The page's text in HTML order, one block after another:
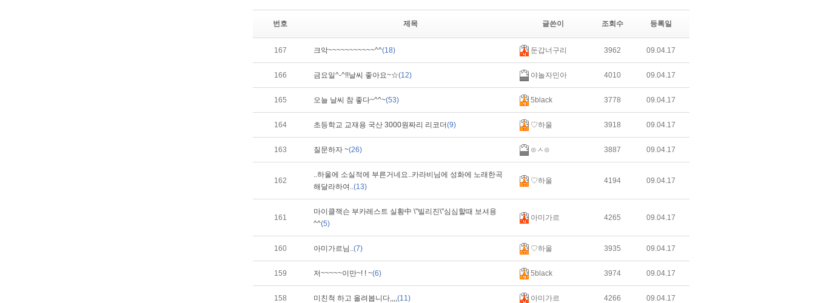
번호 제목 글쓴이 조회수 등록일
167 크악~~~~~~~~~~~^^(18) 둔갑너구리 3962 09.04.17
166 금요일^-^!!날씨 좋아요~☆(12) 야놀자민아 4010 09.04.17
165 오늘 날씨 참 좋다~^^~(53) 5black 3778 09.04.17
164 초등학교 교재용 국산 3000원짜리 리코더(9) ♡하울 3918 09.04.17
163 질문하자 ~(26) ⊙ㅅ⊙ 3887 09.04.17
162
..하울에 소실적에 부른거네요..카라비님에 성화에 노래한곡
해달라하여..(13)
♡하울 4194 09.04.17
161
마이클잭슨 부카레스트 실황中 \"빌리진\"심심할때 보셔용
^^(5)
아미가르 4265 09.04.17
160 아미가르님..(7) ♡하울 3935 09.04.17
159 저~~~~~이만~! ! ~(6) 5black 3974 09.04.17
158 미친척 하고 올려봅니다,,,,(11) 아미가르 4266 09.04.17